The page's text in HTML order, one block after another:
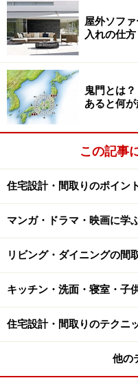
みで足していった数字
階までの天井高さの場合
します。
ちなみに日本の住宅の
居室の最低天井高さ＝
ｍ、と、30cm（
屋外ソフ
入れの仕方
鬼門とは
あると何が
この記事
住宅設計・間取りのポイント
マンガ・ドラマ・映画に学
リビング・ダイニングの間
キッチン・洗面・寝室・子
住宅設計・間取りのテクニ
他の